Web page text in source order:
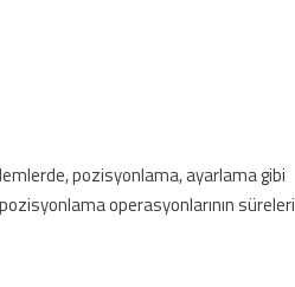
pozisyonlama, ayarlama gibi
operasyonlarının süreleri